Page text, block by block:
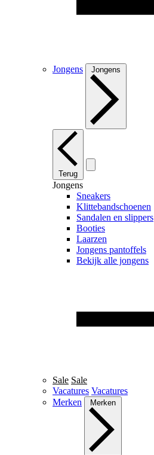
Jongens Jongens
Terug
Jongens
Sneakers
Klittebandschoenen
Sandalen en slippers
Booties
Laarzen
Jongens pantoffels
Bekijk alle jongens
Sale Sale
Vacatures Vacatures
Merken
Merken